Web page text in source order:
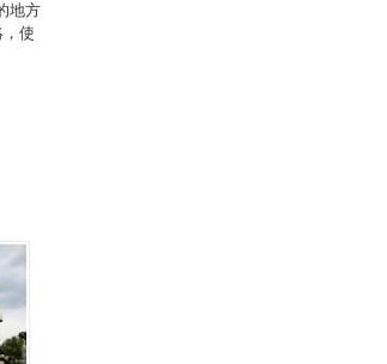
地方
使